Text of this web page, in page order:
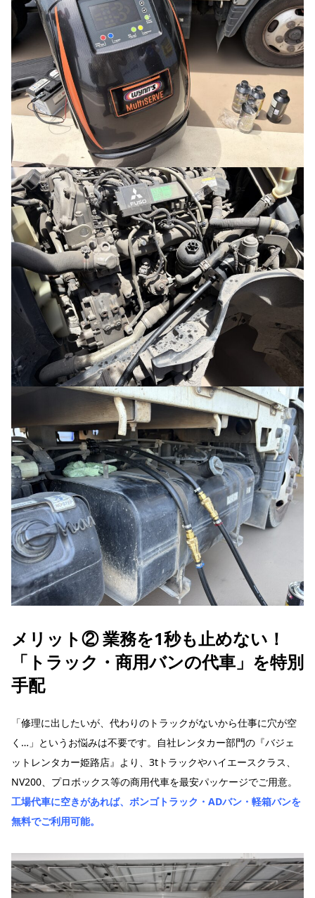
メリット② 業務を1秒も止めない！
「トラック・商用バンの代車」を特別
手配
「修理に出したいが、代わりのトラックがないから仕事に穴が空
く…」というお悩みは不要です。自社レンタカー部門の『バジェ
ットレンタカー姫路店』より、3tトラックやハイエースクラス、
NV200、プロボックス等の商用代車を最安パッケージでご用意。
工場代車に空きがあれば、ボンゴトラック・ADバン・軽箱バンを
無料でご利用可能。